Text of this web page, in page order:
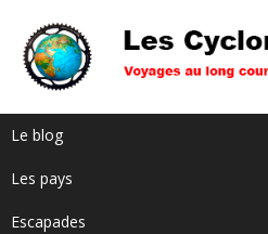
Le blog
Les pays
Escapades